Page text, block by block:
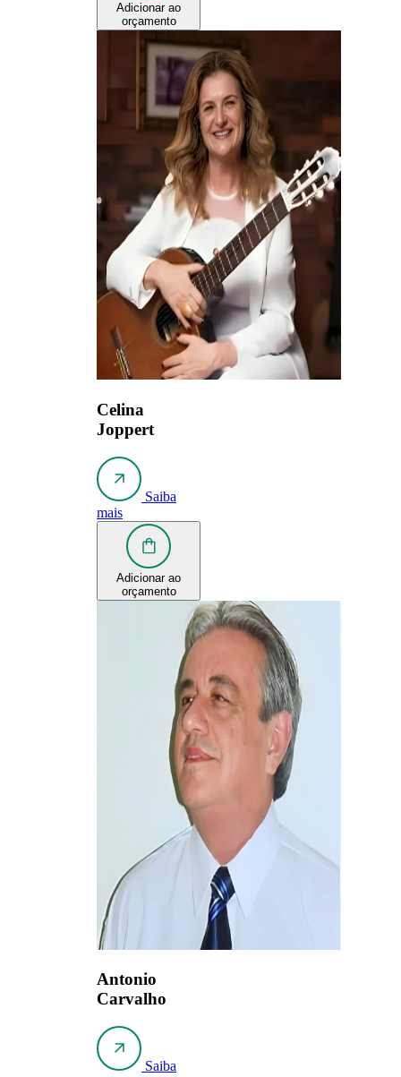
Adicionar ao
orçamento
Celina
Joppert
Saiba
mais
Adicionar ao
orçamento
Antonio
Carvalho
Saiba